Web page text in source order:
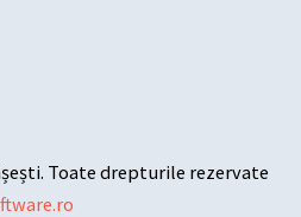
Toate drepturile rezervate